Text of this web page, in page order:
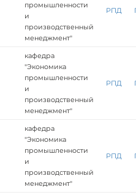
промышленности
и
производственный
менеджмент"
РПД
кафедра
"Экономика
промышленности
и
производственный
менеджмент"
РПД
кафедра
"Экономика
промышленности
и
производственный
менеджмент"
РПД